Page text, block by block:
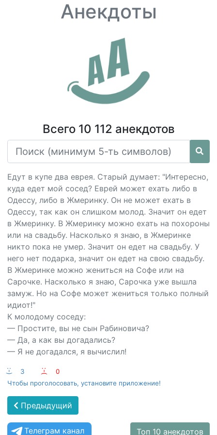
Анекдоты
Всего 10 112 анекдотов
Едут в купе два еврея. Старый думает: "Интересно,
куда едет мой сосед? Еврей может ехать либо в
Одессу, либо в Жмеринку. Он не может ехать в
Одессу, так как он слишком молод. Значит он едет
в Жмеринку. В Жмеринку можно ехать на похороны
или на свадьбу. Насколько я знаю, в Жмеринке
никто пока не умер. Значит он едет на свадьбу. У
него нет подарка, значит он едет на свою свадьбу.
В Жмеринке можно жениться на Софе или на
Сарочке. Насколько я знаю, Сарочка уже вышла
замуж. Но на Софе может жениться только полный
идиот!"
К молодому соседу:
— Простите, вы не сын Рабиновича?
— Да, а как вы догадались?
— Я не догадался, я вычислил!
:-) 3 :-(
0
Чтобы проголосовать, установите приложение!
Предыдущий
Телеграм канал Топ 10 анекдотов